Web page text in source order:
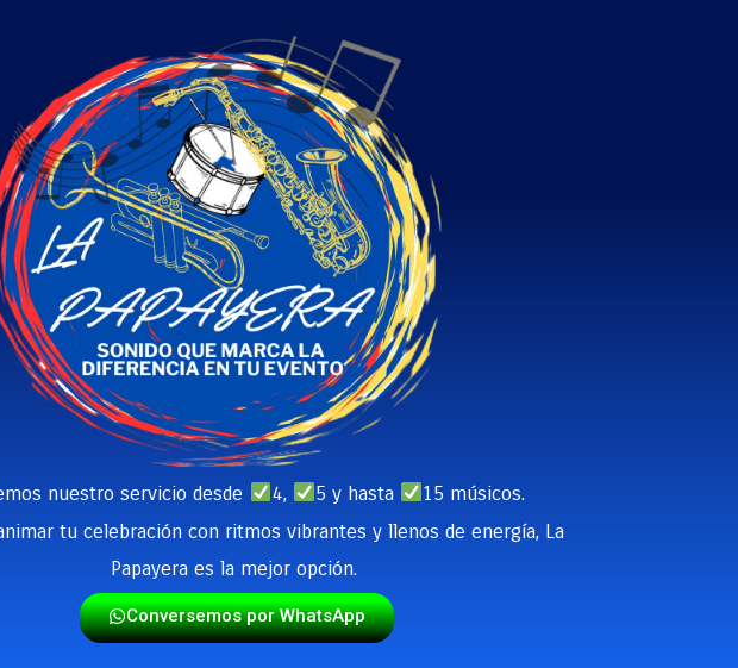
nuestro servicio desde 4, 5 y hasta
15 músicos.
tu celebración con ritmos vibrantes y llenos de energía, La
Papayera es la mejor opción.
Conversemos por WhatsApp